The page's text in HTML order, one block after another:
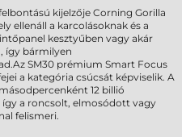
kijelzője Corning Gorilla
ellenáll a karcolásoknak és a
kesztyűben vagy akár
így bármilyen
SM30 prémium Smart Focus
a kategória csúcsát képviselik. A
12 billió
a roncsolt, elmosódott vagy
felismeri.